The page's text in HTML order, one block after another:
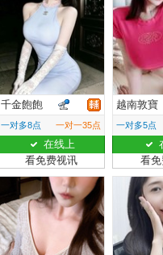
千金飽飽
一对多8点 一对一35点
在线上
看免费视讯
越南敦寶
一对多5点
看